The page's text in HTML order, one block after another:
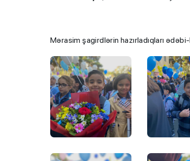
Mərasim şagirdlərin hazırladıqları